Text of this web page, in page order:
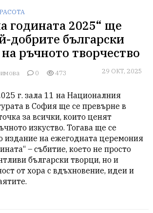
годината 2025“ ще
добрите български
ръчното творчество
0 473 29 ОКТ, 2025
г. зала 11 на Националния
в София ще се превърне в
за всички, които ценят
изкуство. Тогава ще се
издание на ежегодната церемония
– събитие, което не просто
български творци, но и
от хора с вдъхновение, идеи и